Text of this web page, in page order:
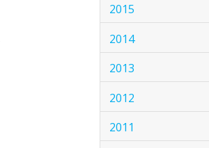
2015
2014
2013
2012
2011